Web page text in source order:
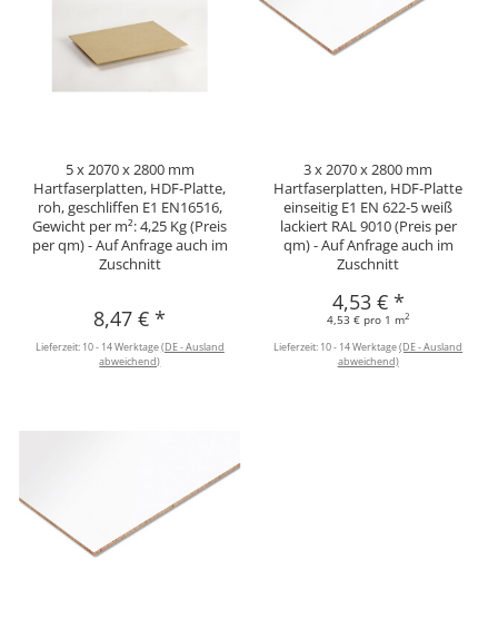
5 x 2070 x 2800 mm
Hartfaserplatten, HDF-Platte,
roh, geschliffen E1 EN16516,
Gewicht per m²: 4,25 Kg (Preis
per qm) - Auf Anfrage auch im
Zuschnitt
8,47 €*
Lieferzeit: 10 - 14 Werktage(DE - Ausland
abweichend)
3 x 2070 x 2800 mm
Hartfaserplatten, HDF-Platte
einseitig E1 EN 622-5 weiß
lackiert RAL 9010 (Preis per
qm) - Auf Anfrage auch im
Zuschnitt
4,53 € *
4,53 € pro 1 m2
Lieferzeit: 10 - 14 Werktage(DE - Ausland
abweichend)